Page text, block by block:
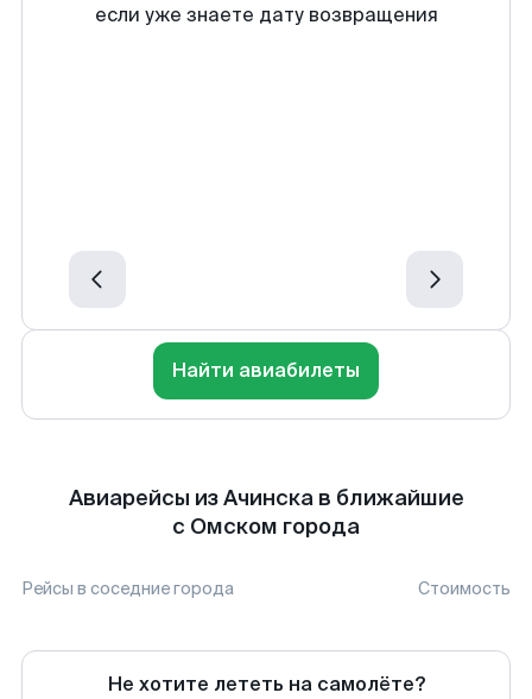
если уже знаете дату возвращения
Найти авиабилеты
Авиарейсы из Ачинска в ближайшие
с Омском города
Рейсы в соседние города Стоимость
Не хотите лететь на самолёте?